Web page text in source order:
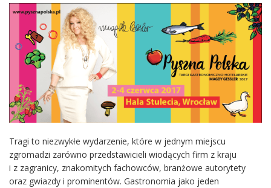
Tragi to niezwykłe wydarzenie, które w jednym miejscu
zgromadzi zarówno przedstawicieli wiodących firm z kraju
i z zagranicy, znakomitych fachowców, branżowe autorytety
oraz gwiazdy i prominentów. Gastronomia jako jeden